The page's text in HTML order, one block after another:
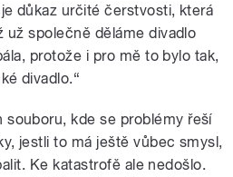
důkaz určité čerstvosti, která
už společně děláme divadlo
protože i pro mě to bylo tak,
divadlo.“
kde se problémy řeší
jestli to má ještě vůbec smysl,
Ke katastrofě ale nedošlo.